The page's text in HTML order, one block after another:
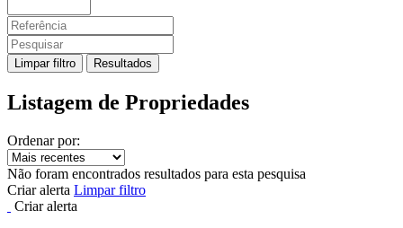
Limpar filtro Resultados
Listagem de Propriedades
Ordenar por:
Não foram encontrados resultados para esta pesquisa
Criar alerta Limpar filtro
Criar alerta